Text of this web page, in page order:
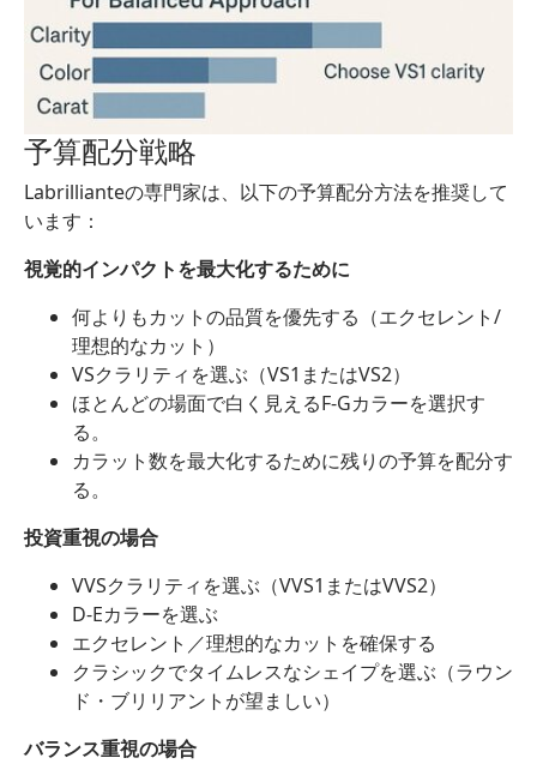
予算配分戦略
Labrillianteの専門家は、以下の予算配分方法を推奨して
います：
視覚的インパクトを最大化するために
何よりもカットの品質を優先する（エクセレント/
理想的なカット）
VSクラリティを選ぶ（VS1またはVS2）
ほとんどの場面で白く見えるF-Gカラーを選択す
る。
カラット数を最大化するために残りの予算を配分す
る。
投資重視の場合
VVSクラリティを選ぶ（VVS1またはVVS2）
D-Eカラーを選ぶ
エクセレント／理想的なカットを確保する
クラシックでタイムレスなシェイプを選ぶ（ラウン
ド・ブリリアントが望ましい）
バランス重視の場合